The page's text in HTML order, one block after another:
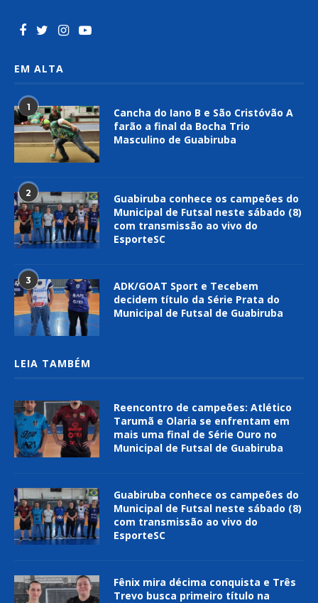
EM ALTA
1
Cancha do Iano B e São Cristóvão A
farão a final da Bocha Trio
Masculino de Guabiruba
2
Guabiruba conhece os campeões do
Municipal de Futsal neste sábado (8)
com transmissão ao vivo do
EsporteSC
3
ADK/GOAT Sport e Tecebem
decidem título da Série Prata do
Municipal de Futsal de Guabiruba
LEIA TAMBÉM
Reencontro de campeões: Atlético
Tarumã e Olaria se enfrentam em
mais uma final de Série Ouro no
Municipal de Futsal de Guabiruba
Guabiruba conhece os campeões do
Municipal de Futsal neste sábado (8)
com transmissão ao vivo do
EsporteSC
Fênix mira décima conquista e Três
Trevo busca primeiro título na